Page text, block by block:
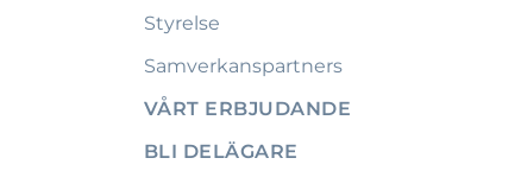
Styrelse
Samverkanspartners
VÅRT ERBJUDANDE
BLI DELÄGARE